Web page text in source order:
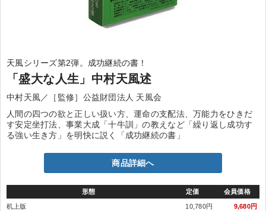
天風シリーズ第2弾。成功継続の書！
「盛大な人生」中村天風述
中村天風／［監修］公益財団法人 天風会
人間の四つの欲と正しい扱い方、運命の支配法、万能力をひきだ
す安定坐打法、事業大成「十牛訓」の教えなど「繰り返し成功す
る強い生き方」を明快に説く「成功継続の書」
商品詳細へ
形態 定価 会員価格
机上版 10,780円 9,680円